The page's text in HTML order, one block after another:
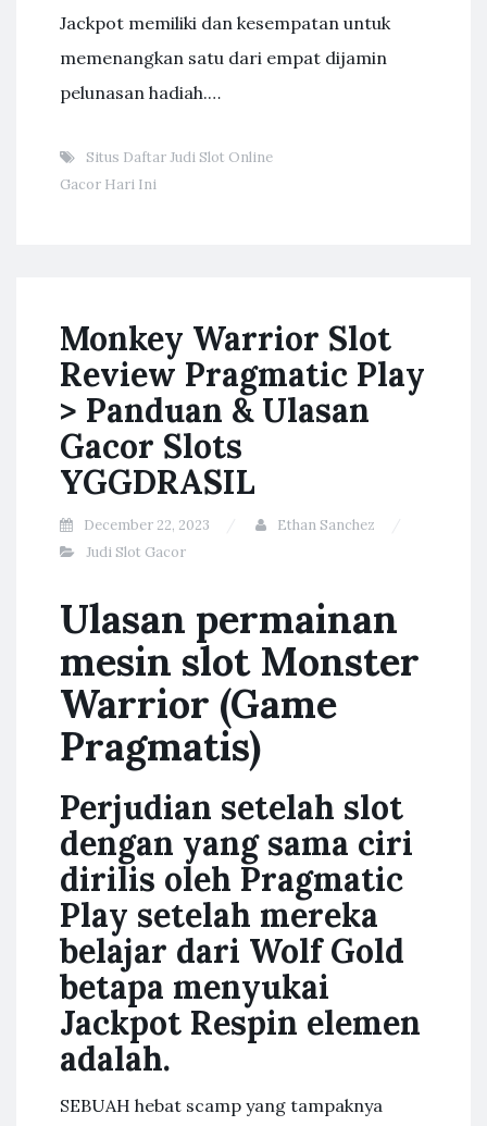
Jackpot memiliki dan kesempatan untuk
memenangkan satu dari empat dijamin
pelunasan hadiah.…
Situs Daftar Judi Slot Online
Gacor Hari Ini
Monkey Warrior Slot
Review Pragmatic Play
> Panduan & Ulasan
Gacor Slots
YGGDRASIL
December 22, 2023
Ethan Sanchez
Judi Slot Gacor
Ulasan permainan
mesin slot Monster
Warrior (Game
Pragmatis)
Perjudian setelah slot
dengan yang sama ciri
dirilis oleh Pragmatic
Play setelah mereka
belajar dari Wolf Gold
betapa menyukai
Jackpot Respin elemen
adalah.
SEBUAH hebat scamp yang tampaknya